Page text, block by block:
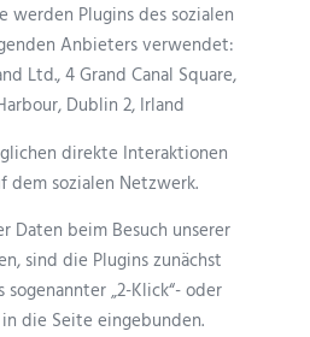
werden Plugins des sozialen
Anbieters verwendet:
Ltd., 4 Grand Canal Square,
Dublin 2, Irland
direkte Interaktionen
dem sozialen Netzwerk.
Daten beim Besuch unserer
sind die Plugins zunächst
„2-Klick“- oder
in die Seite eingebunden.